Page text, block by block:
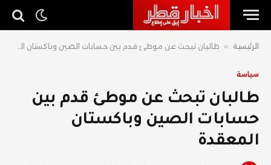
الرئيسية » طالبان تبحث عن موطئ قدم بين حسابات الصين وباكستان المعقدة
سياسة
طالبان تبحث عن موطئ قدم بين
حسابات الصين وباكستان
المعقدة